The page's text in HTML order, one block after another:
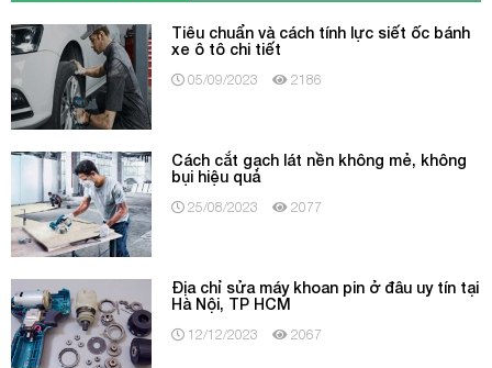
Tiêu chuẩn và cách tính lực siết ốc bánh
xe ô tô chi tiết
05/09/2023 2186
Cách cắt gạch lát nền không mẻ, không
bụi hiệu quả
25/08/2023 2077
Địa chỉ sửa máy khoan pin ở đâu uy tín tại
Hà Nội, TP HCM
12/12/2023 2067